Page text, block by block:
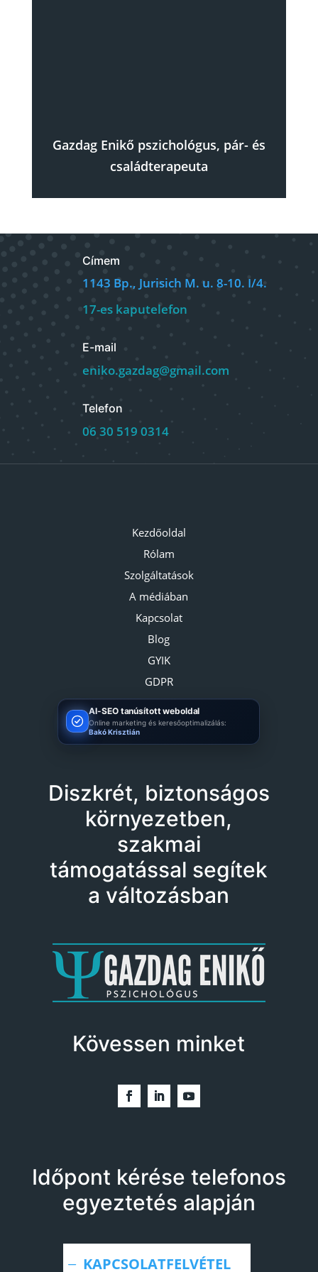
Gazdag Enikő pszichológus, pár- és
családterapeuta
Címem
1143 Bp., Jurisich M. u. 8-10. I/4.
17-es kaputelefon
E-mail
eniko.gazdag@gmail.com
Telefon
06 30 519 0314
Kezdőoldal
Rólam
Szolgáltatások
A médiában
Kapcsolat
Blog
GYIK
GDPR
AI-SEO tanúsított weboldal
Online marketing és keresőoptimalizálás:
Bakó Krisztián
Diszkrét, biztonságos
környezetben,
szakmai
támogatással segítek
a változásban
Kövessen minket
Időpont kérése telefonos
egyeztetés alapján
KAPCSOLATFELVÉTEL